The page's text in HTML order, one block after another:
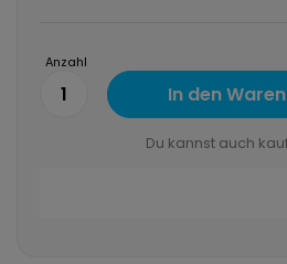
Anzahl
1 In den
Du kannst auch